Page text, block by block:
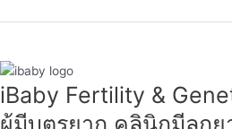
iBaby Fertility &
ผู้มีบุตรยาก คลินิกมีลูกย